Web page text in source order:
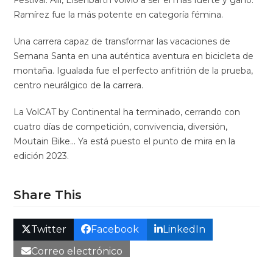
Ramírez fue la más potente en categoría fémina.
Una carrera capaz de transformar las vacaciones de
Semana Santa en una auténtica aventura en bicicleta de
montaña. Igualada fue el perfecto anfitrión de la prueba,
centro neurálgico de la carrera.
La VolCAT by Continental ha terminado, cerrando con
cuatro días de competición, convivencia, diversión,
Moutain Bike… Ya está puesto el punto de mira en la
edición 2023.
Share This
Twitter Facebook
LinkedIn
Correo electrónico